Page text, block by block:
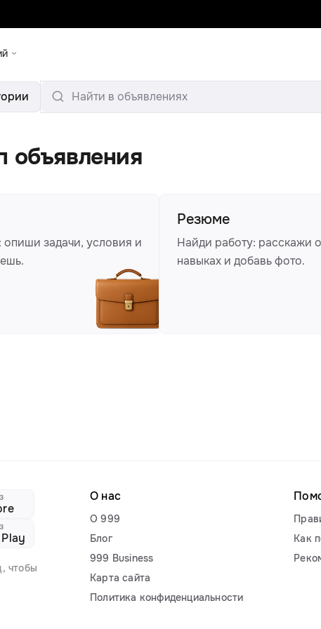
Найти в объявлениях
объявления
опиши задачи, условия и
Резюме
Найди работу: расскажи
навыках и добавь фото.
чтобы
О нас
О 999
Блог
999 Business
Карта сайта
Политика конфиденциальности
Как